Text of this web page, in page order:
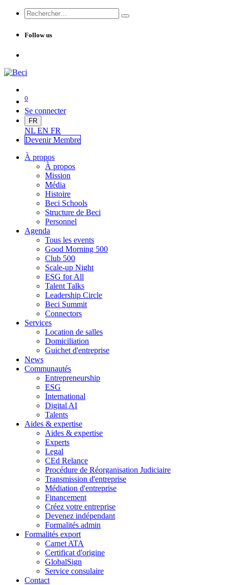
Follow us
0
Se connecter
FR
NL EN FR
Devenir Membre
À propos
À propos
Mission
Média
Histoire
Beci Schools
Structure de Beci
Personnel
Agenda
Tous les events
Good Morning 500
Club 500
Scale-up Night
ESG for All
Talent Talks
Leadership Circle
Beci Summit
Connectors
Services
Location de salles
Domiciliation
Guichet d'entreprise
News
Communautés
Entrepreneurship
ESG
International
Digital AI
Talents
Aides & expertise
Aides & expertise
Experts
Legal
CEd Relance
Procédure de Réorganisation Judiciaire
Transmission d'entreprise
Médiation d'entreprise
Financement
Créez votre entreprise
Devenez indépendant
Formalités admin
Formalités export
Carnet ATA
Certificat d'origine
GlobalSign
Service consulaire
Contact